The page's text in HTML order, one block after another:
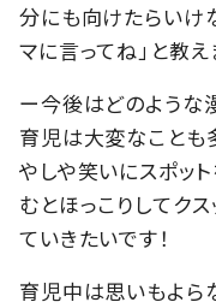
分にも向けたらいけ
マに言ってね」と教え
ー今後はどのような
育児は大変なことも
やしや笑いにスポッ
むとほっこりしてク
ていきたいです！
育児中は思いもよら